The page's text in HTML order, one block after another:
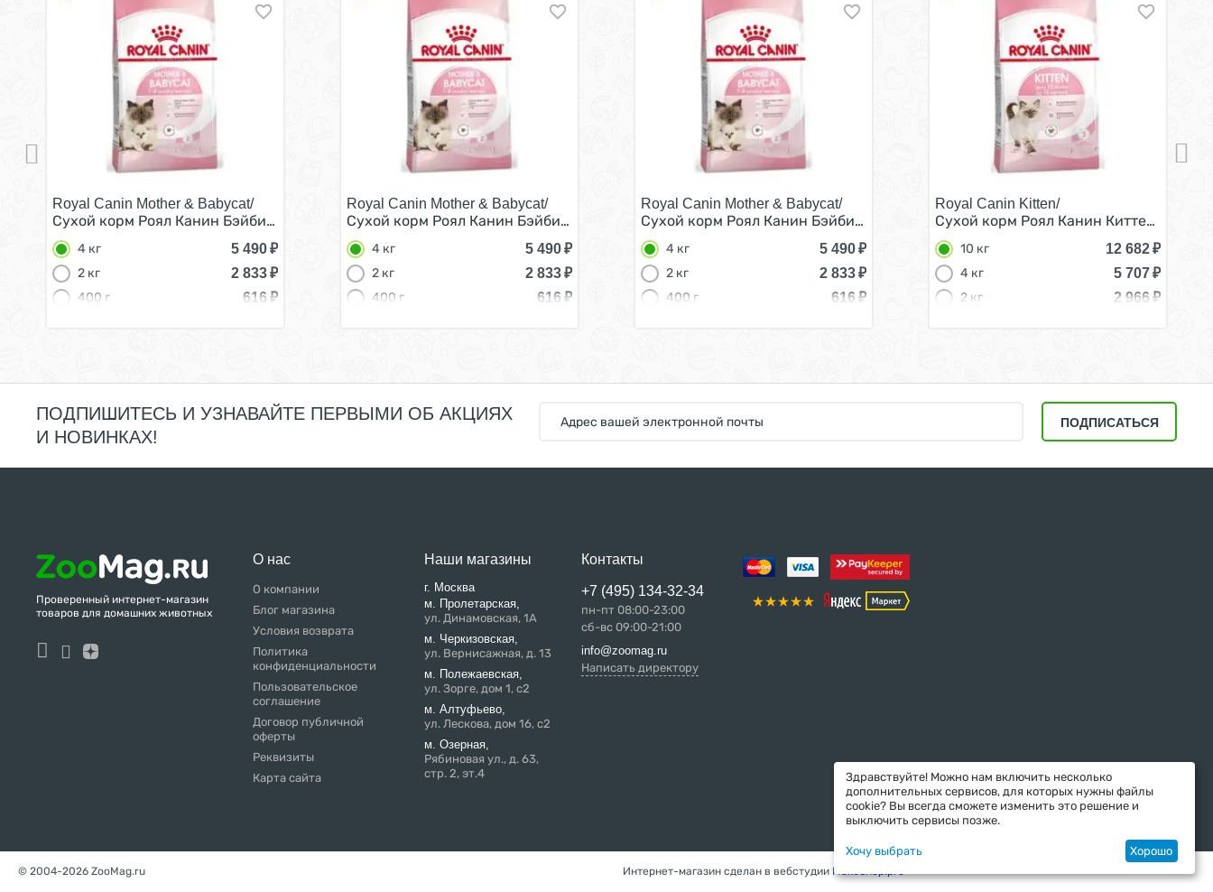
Royal Canin Mother & Babycat/
Сухой корм Роял Канин Бэйбикэт для Котят в возрасте от 1 до 4 месяцев 4 кг
4 кг 5 490₽
2 кг
2 833₽
400 г
616 ₽
Royal Canin Mother & Babycat/
Сухой корм Роял Канин Бэйбикэт для Котят в возрасте от 1 до 4 месяцев 4 кг
4 кг 5 490₽
2 кг
2 833₽
400 г
616 ₽
Royal Canin Mother & Babycat/
Сухой корм Роял Канин Бэйбикэт для Котят в возрасте от 1 до 4 месяцев 4 кг
4 кг 5 490₽
2 кг
2 833₽
400 г
616 ₽
Royal Canin Kitten/
Сухой корм Роял Канин Киттен для
10 кг 12 682₽
4 кг
5 707₽
2 кг
2 966 ₽
ПОДПИШИТЕСЬ И УЗНАВАЙТЕ ПЕРВЫМИ ОБ АКЦИЯХ
И НОВИНКАХ!
ПОДПИСАТЬСЯ
Проверенный интернет-магазин
товаров для домашних животных
О нас
О компании
Блог магазина
Условия возврата
Политика
конфиденциальности
Пользовательское
соглашение
Договор публичной
оферты
Реквизиты
Карта сайта
Наши магазины
г. Москва
м. Пролетарская,
ул. Динамовская, 1А
м. Черкизовская,
ул. Вернисажная, д. 13
м. Полежаевская,
ул. Зорге, дом 1, с2
м. Алтуфьево,
ул. Лескова, дом 16, с2
м. Озерная,
Рябиновая ул., д. 63,
стр. 2, эт.4
Контакты
+7 (495) 134-32-34
пн-пт 08:00-23:00
сб-вс 09:00-21:00
info@zoomag.ru
Написать директору
© 2004-2026 ZooMag.ru Интернет-магазин сделан в вебстудии MakeShop.pro
Здравствуйте! Можно нам включить несколько
дополнительных сервисов, для которых нужны файлы
cookie? Вы всегда сможете изменить это решение и
выключить сервисы позже.
Хочу выбрать Хорошо